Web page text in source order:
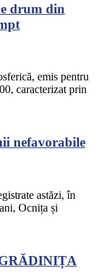
drum din
emis pentru
caracterizat prin
nefavorabile
astăzi, în
Ocnița și